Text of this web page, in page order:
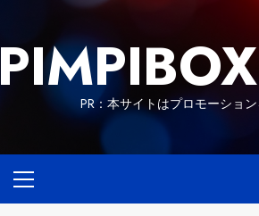
content
PR：本サイトはプロモーショ
Menu